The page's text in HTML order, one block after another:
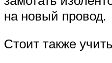
на новый провод.
Стоит также